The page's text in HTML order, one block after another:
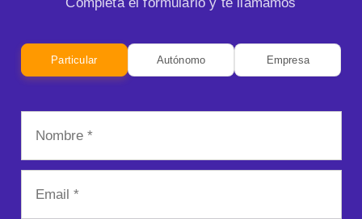
Particular Autónomo Empresa